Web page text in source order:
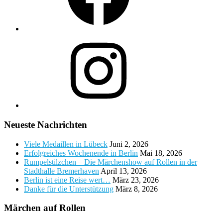
Neueste Nachrichten
Viele Medaillen in Lübeck Juni 2, 2026
Erfolgreiches Wochenende in Berlin Mai 18, 2026
Rumpelstilzchen – Die Märchenshow auf Rollen in der
Stadthalle Bremerhaven April 13, 2026
Berlin ist eine Reise wert… März 23, 2026
Danke für die Unterstützung März 8, 2026
Märchen auf Rollen